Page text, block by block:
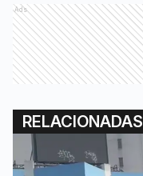
Ads
RELACIONADAS